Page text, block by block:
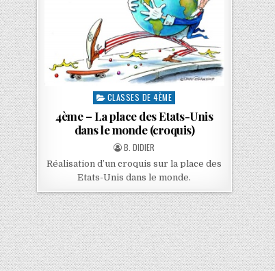
CLASSES DE 4ÈME
4ème – La place des Etats-Unis
dans le monde (croquis)
B. DIDIER
Réalisation d’un croquis sur la place des
Etats-Unis dans le monde.